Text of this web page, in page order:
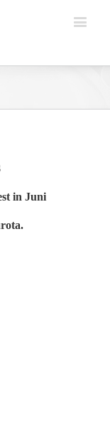
in Juni